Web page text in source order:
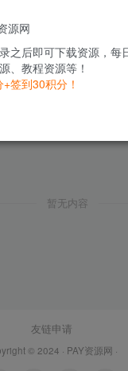
暂无内容
友链申请
© 2024 · PAY资源网 ·
源网
之后即可下载资源，每
、教程资源等！
签到30积分！